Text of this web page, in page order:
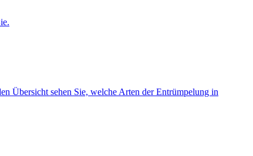
Übersicht sehen Sie, welche Arten der Entrümpelung in